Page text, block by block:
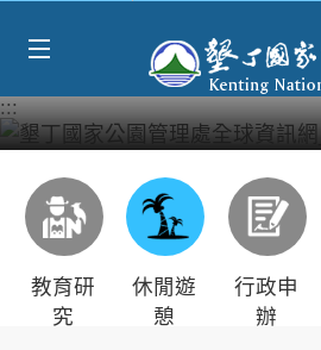
:::
教育研
究
休閒遊
憩
行政申
辦